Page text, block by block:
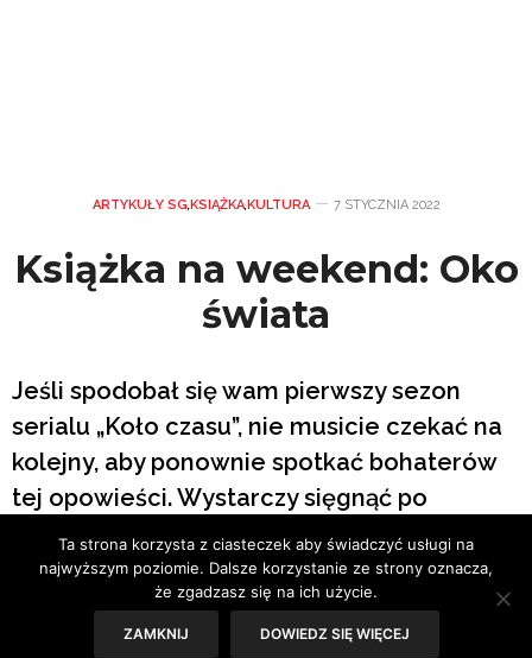
ARTYKUŁY SG KSIĄŻKA,KULTURA 7 STYCZNIA 2022
Książka na weekend: Oko
świata
Jeśli spodobał się wam pierwszy sezon
serialu „Koło czasu”, nie musicie czekać na
kolejny, aby ponownie spotkać bohaterów
tej opowieści. Wystarczy sięgnąć po
książkę. „Oko świata” rozpoczyna serię.
Tekst: Sylwia Skorstad
Ta strona korzysta z ciasteczek aby świadczyć usługi na
najwyższym poziomie. Dalsze korzystanie ze strony oznacza,
że zgadzasz się na ich użycie.
ZAMKNIJ DOWIEDZ SIĘ WIĘCEJ